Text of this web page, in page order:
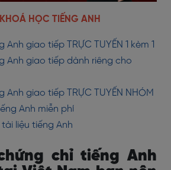
HỌC TIẾNG ANH
Anh giao tiếp TRỰC TUYẾN 1 kèm 1
Anh giao tiếp dành riêng cho
Anh giao tiếp TRỰC TUYẾN NHÓM
Anh miễn phí
liệu tiếng Anh
chỉ tiếng Anh